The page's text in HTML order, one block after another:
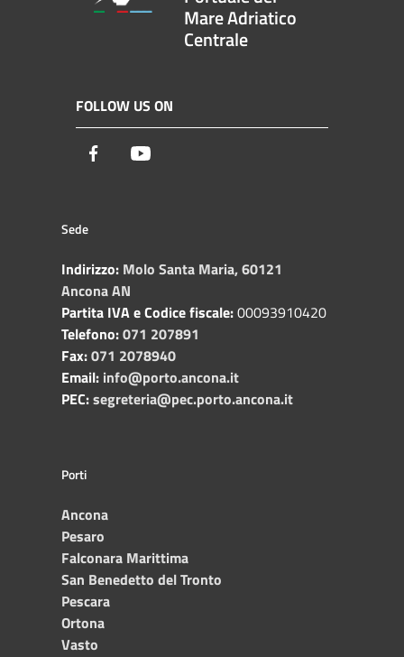
Mare Adriatico
Centrale
FOLLOW US ON
Facebook
Sede
Indirizzo: Molo Santa Maria, 60121
Ancona AN
Partita IVA e Codice fiscale:00093910420
Telefono:071 207891
Fax:071 2078940
Email: info@porto.ancona.it
PEC:segreteria@pec.porto.ancona.it
Porti
Ancona
Pesaro
Falconara Marittima
San Benedetto del Tronto
Pescara
Ortona
Vasto